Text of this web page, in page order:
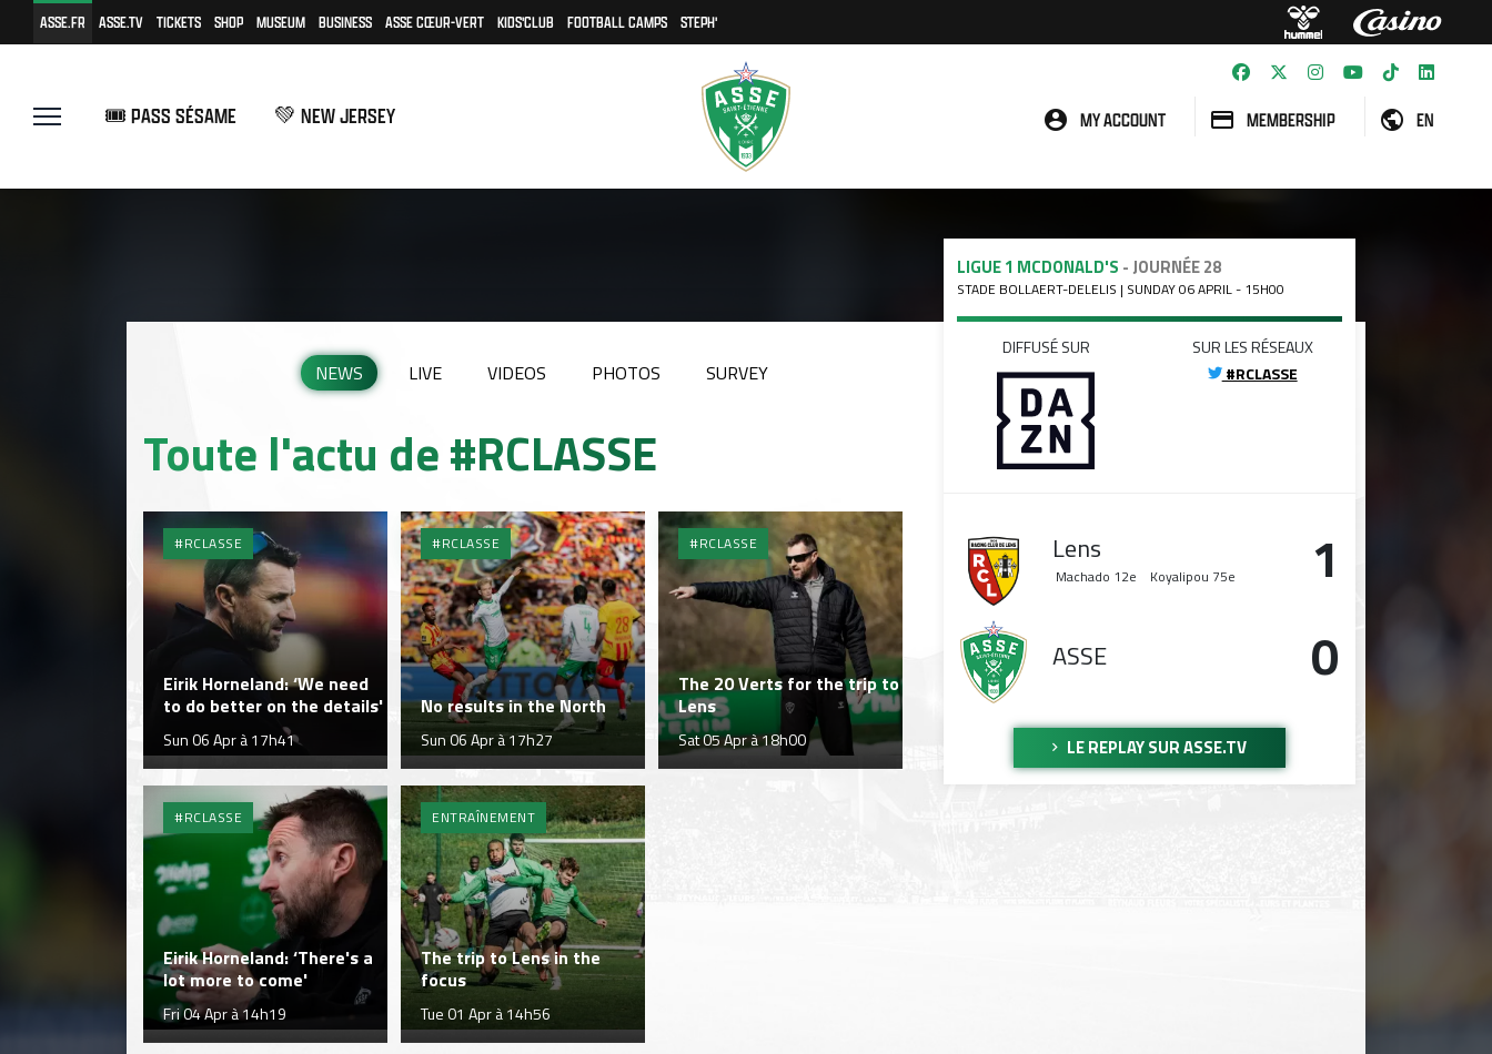
ASSE.FR ASSE.TV TICKETS SHOP MUSEUM BUSINESS ASSE CŒUR-VERT KIDS'CLUB FOOTBALL CAMPS STEPH'
🎟️ PASS SÉSAME 💚 NEW JERSEY MY ACCOUNT MEMBERSHIP EN
LIGUE 1 MCDONALD'S - JOURNÉE 28
STADE BOLLAERT-DELELIS | SUNDAY 06 APRIL - 15H00
DIFFUSÉ SUR
SUR LES RÉSEAUX
#RCLASSE
Lens
Machado 12e Koyalipou 75e 1
ASSE 0
LE REPLAY SUR ASSE.TV
NEWS LIVE VIDEOS PHOTOS SURVEY
Toute l'actu de #RCLASSE
#RCLASSE
Eirik Horneland: ‘We need
to do better on the details'
Sun 06 Apr à 17h41
#RCLASSE
No results in the North
Sun 06 Apr à 17h27
#RCLASSE
The 20 Verts for the trip to
Lens
Sat 05 Apr à 18h00
#RCLASSE
Eirik Horneland: ‘There's a
lot more to come'
Fri 04 Apr à 14h19
ENTRAÎNEMENT
The trip to Lens in the
focus
Tue 01 Apr à 14h56